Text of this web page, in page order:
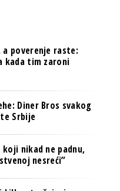
poverenje raste:
kada tim zaroni
Diner Bros svakog
Srbije
koji nikad ne padnu,
nesreći”